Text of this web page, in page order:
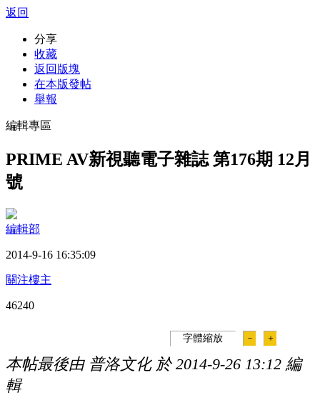
返回
分享
收藏
返回版塊
在本版發帖
舉報
編輯專區
PRIME AV新視聽電子雜誌 第176期 12月
號
編輯部
2014-9-16 16:35:09
關注樓主
46240
字體縮放 － ＋
本帖最後由 普洛文化 於 2014-9-26 13:12 編
輯